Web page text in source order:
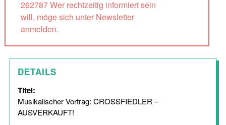
262787 Wer rechtzeitig informiert sein
will, möge sich unter Newsletter
anmelden.
DETAILS
Titel:
Musikalischer Vortrag: CROSSFIEDLER –
AUSVERKAUFT!